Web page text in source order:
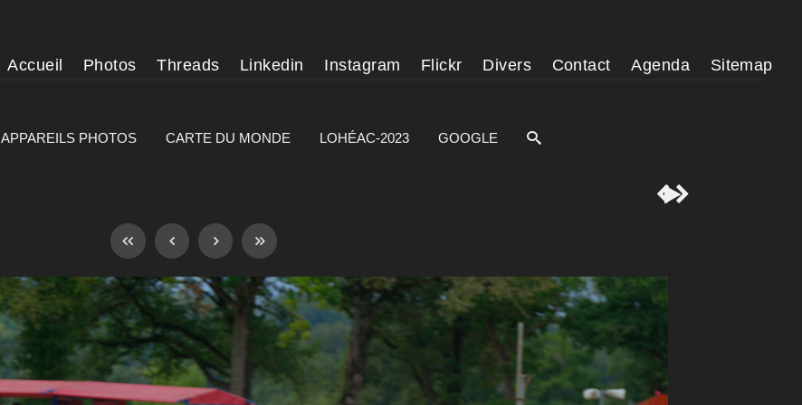
Accueil Photos Threads Linkedin Instagram Flickr Divers Contact Agenda Sitemap
APPAREILS PHOTOS CARTE DU MONDE LOHÉAC-2023 GOOGLE
